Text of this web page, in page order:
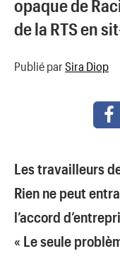
opaque de
de la RTS en
Publié par Sira Diop
Les travailleurs
Rien ne peut
l’accord
« Le seule